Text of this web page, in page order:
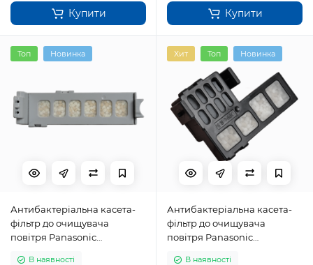
Купити Купити
Топ Новинка
Антибактеріальна касета-
фільтр до очищувача
повітря Panasonic
В наявності
Хит Топ Новинка
Антибактеріальна касета-
фільтр до очищувача
повітря Panasonic
В наявності